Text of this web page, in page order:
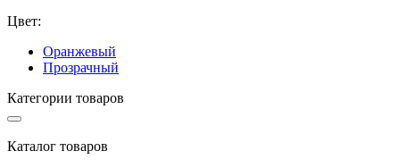
Цвет:
Оранжевый
Прозрачный
Категории товаров
Каталог товаров